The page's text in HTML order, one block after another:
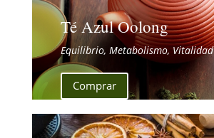
Té Azul Oolong
Equilibrio, Metabolismo, Vitalidad
Comprar